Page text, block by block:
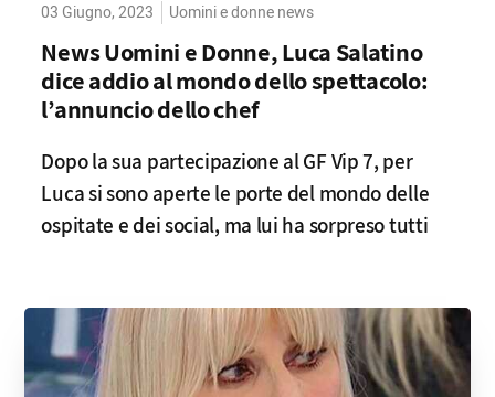
03 Giugno, 2023 Uomini e donne news
News Uomini e Donne, Luca Salatino
dice addio al mondo dello spettacolo:
l’annuncio dello chef
Dopo la sua partecipazione al GF Vip 7, per
Luca si sono aperte le porte del mondo delle
ospitate e dei social, ma lui ha sorpreso tutti